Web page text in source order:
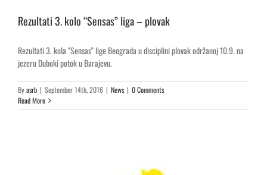
Rezultati 3. kolo “Sensas” liga – plovak
Rezultati 3. kola "Sensas" lige Beograda u disciplini plovak održanoj 10.9. na
jezeru Duboki potok u Barajevu.
Byasrb | September 14th, 2016 | News | 0 Comments
Read More